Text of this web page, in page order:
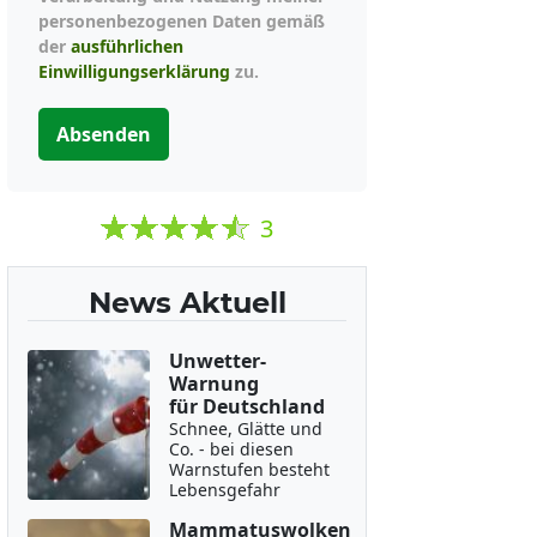
personenbezogenen Daten gemäß
der ausführlichen
Einwilligungserklärung zu.
Absenden
3
News Aktuell
Unwetter-
Warnung
für Deutschland
Schnee, Glätte und
Co. - bei diesen
Warnstufen besteht
Lebensgefahr
Mammatuswolken